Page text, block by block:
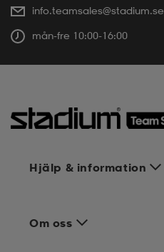
info.teamsales@stadium.se
mån-fre 10:00-16:00
Hjälp & information
Om oss